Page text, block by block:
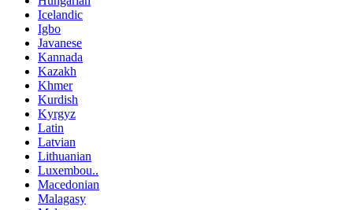
Icelandic
Igbo
Javanese
Kannada
Kazakh
Khmer
Kurdish
Kyrgyz
Latin
Latvian
Lithuanian
Luxembou..
Macedonian
Malagasy